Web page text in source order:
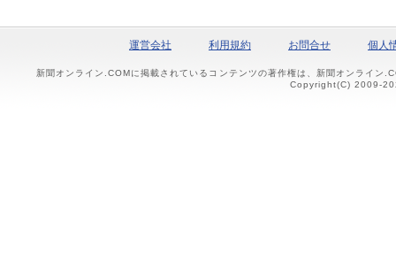
運営会社 利用規約 お問合せ 個人
新聞オンライン.COMに掲載されているコンテンツの著作権は、新聞オンライン
Copyright(C) 2009-